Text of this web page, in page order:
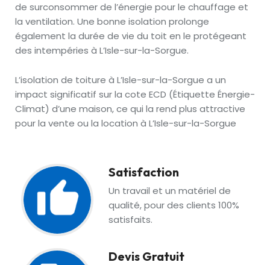
de surconsommer de l’énergie pour le chauffage et
la ventilation. Une bonne isolation prolonge
également la durée de vie du toit en le protégeant
des intempéries à L’Isle-sur-la-Sorgue.
L’isolation de toiture à L’Isle-sur-la-Sorgue a un
impact significatif sur la cote ECD (Étiquette Énergie-
Climat) d’une maison, ce qui la rend plus attractive
pour la vente ou la location à L’Isle-sur-la-Sorgue
Satisfaction
Un travail et un matériel de
qualité, pour des clients 100%
satisfaits.
Devis Gratuit